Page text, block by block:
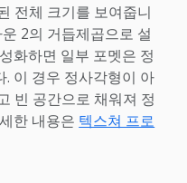
전체 크기를 보여줍니
2의 거듭제곱으로 설
화하면 일부 포멧은 정
이 경우 정사각형이 아
빈 공간으로 채워져 정
한 내용은 텍스쳐 프로